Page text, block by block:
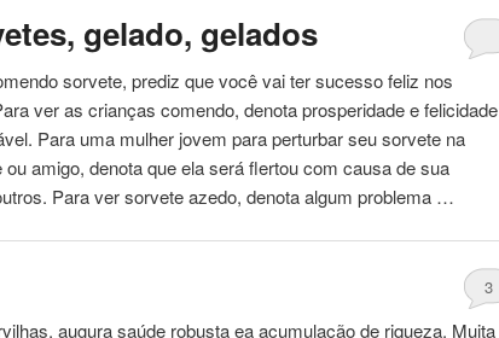
gelado, gelados
sorvete, prediz que você vai ter sucesso feliz nos
ver as criançascomendo, denota prosperidade e felicidade
Para uma mulher jovem para perturbar seu sorvete na
amigo, denota que ela será flertou com causa de sua
Para ver sorvete azedo, denota algum problema …
3
augura saúde robusta ea acumulação de riqueza. Muita